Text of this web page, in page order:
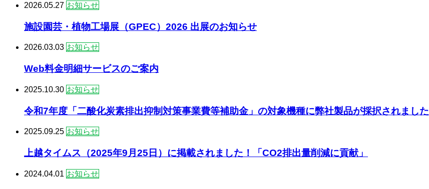
2026.05.27 お知らせ
施設園芸・植物工場展（GPEC）2026 出展のお知らせ
2026.03.03 お知らせ
Web料金明細サービスのご案内
2025.10.30 お知らせ
令和7年度「二酸化炭素排出抑制対策事業費等補助金」の対象機種に弊社製品が採択されました
2025.09.25 お知らせ
上越タイムス（2025年9月25日）に掲載されました！「CO2排出量削減に貢献」
2024.04.01 お知らせ